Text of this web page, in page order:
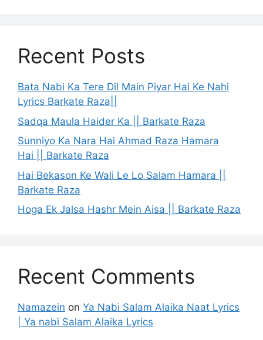
Recent Posts
Bata Nabi Ka Tere Dil Main Piyar Hai Ke Nahi
Lyrics Barkate Raza||
Sadqa Maula Haider Ka || Barkate Raza
Sunniyo Ka Nara Hai Ahmad Raza Hamara
Hai || Barkate Raza
Hai Bekason Ke Wali Le Lo Salam Hamara ||
Barkate Raza
Hoga Ek Jalsa Hashr Mein Aisa || Barkate Raza
Recent Comments
Namazein on Ya Nabi Salam Alaika Naat Lyrics
| Ya nabi Salam Alaika Lyrics